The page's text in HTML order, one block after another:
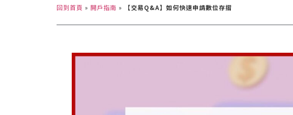
回到首頁 » 開戶指南 » 【交易Q&A】如何快速申請數位存摺